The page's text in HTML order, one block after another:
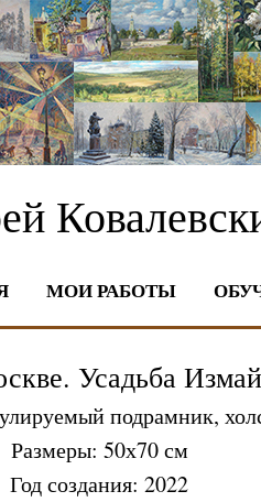
МОИ РАБОТЫ
Усадьба
подрамник,
Размеры: 50х70 см
Год создания: 2022